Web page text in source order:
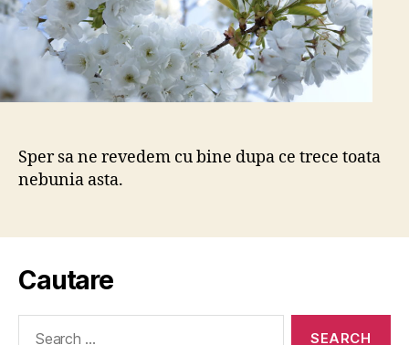
Sper sa ne revedem cu bine dupa ce trece toata
nebunia asta.
Cautare